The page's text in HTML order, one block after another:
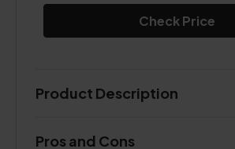
Check Price
Product Description
Pros and Cons